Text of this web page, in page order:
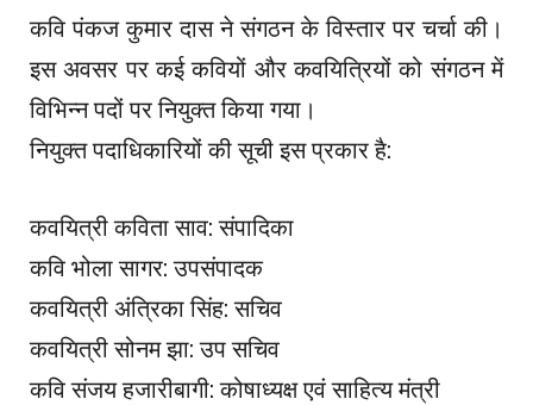
कवि पंकज कुमार दास ने संगठन के विस्तार पर चर्चा की।
इस अवसर पर कई कवियों और कवयित्रियों को संगठन में
विभिन्न पदों पर नियुक्त किया गया।
नियुक्त पदाधिकारियों की सूची इस प्रकार है:
कवयित्री कविता साव: संपादिका
कवि भोला सागर: उपसंपादक
कवयित्री अंत्रिका सिंह: सचिव
कवयित्री सोनम झा: उप सचिव
कवि संजय हजारीबागी: कोषाध्यक्ष एवं साहित्य मंत्री